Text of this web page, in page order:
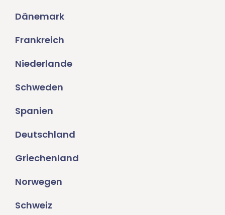
Dänemark
Frankreich
Niederlande
Schweden
Spanien
Deutschland
Griechenland
Norwegen
Schweiz